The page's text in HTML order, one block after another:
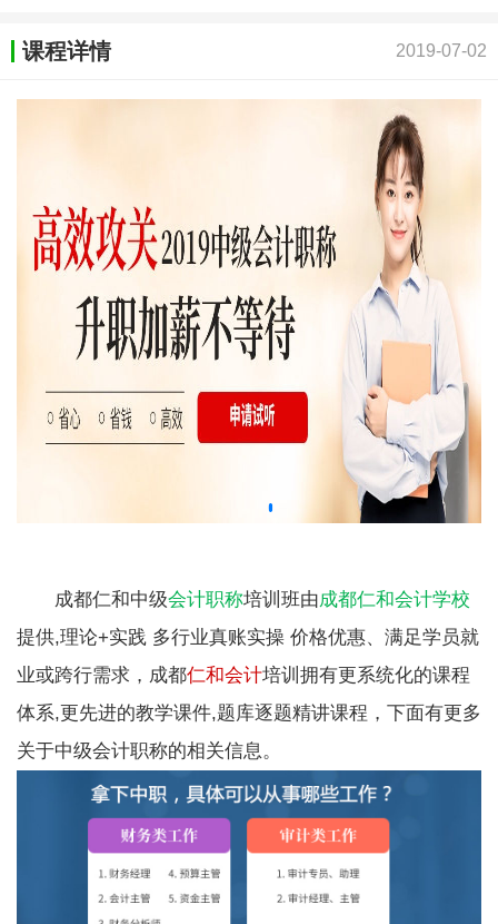
课程详情 2019-07-02
成都仁和中级会计职称培训班由成都仁和会计学校
提供,理论+实践 多行业真账实操 价格优惠、满足学员就
业或跨行需求， 成都仁和会计培训拥有更系统化的课程
体系,更先进的教学课件,题库逐题精讲课程，下面有更多
关于中级会计职称的相关信息。